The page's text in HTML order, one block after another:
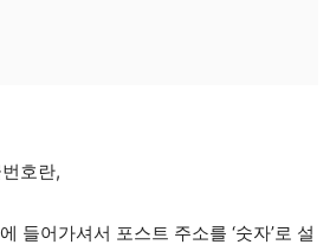
호란,
들어가셔서 포스트 주소를 ‘숫자’로 설